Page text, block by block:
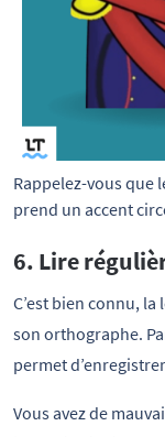
Rappelez-vous que
prend un accent
6. Lire
C’est bien connu,
son orthographe.
permet
Vous avez de